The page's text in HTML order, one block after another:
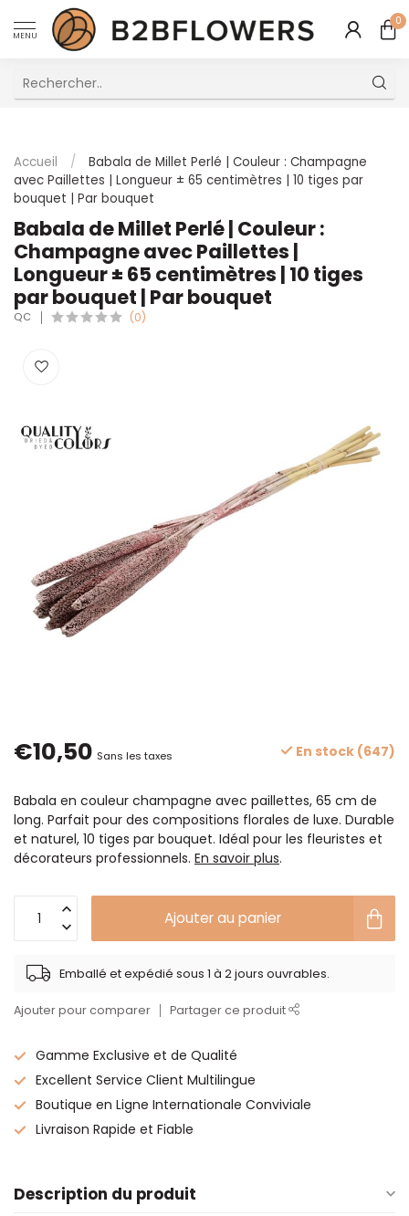
MENU
0
Accueil /
Babala de Millet Perlé | Couleur : Champagne
avec Paillettes | Longueur ± 65 centimètres | 10 tiges par
bouquet | Par bouquet
Babala de Millet Perlé | Couleur :
Champagne avec Paillettes |
Longueur ± 65 centimètres | 10 tiges
par bouquet | Par bouquet
QC (0)
€10,50 Sans les taxes En stock (647)
Babala en couleur champagne avec paillettes, 65 cm de
long. Parfait pour des compositions florales de luxe. Durable
et naturel, 10 tiges par bouquet. Idéal pour les fleuristes et
décorateurs professionnels. En savoir plus.
Ajouter au panier
Emballé et expédié sous 1 à 2 jours ouvrables.
Ajouter pour comparer Partager ce produit
Gamme Exclusive et de Qualité
Excellent Service Client Multilingue
Boutique en Ligne Internationale Conviviale
Livraison Rapide et Fiable
Description du produit